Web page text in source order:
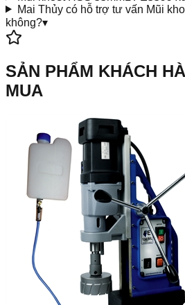
Mai Thủy có hỗ trợ tư vấn Mũi
không?▾
SẢN PHẨM KHÁCH
MUA